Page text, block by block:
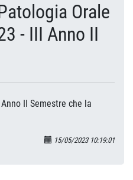
Orale
- III Anno II
II Semestre che la
15/05/2023 10:19:01